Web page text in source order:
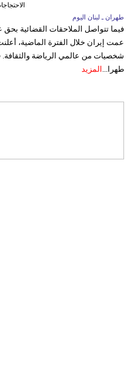
طهران ـ لبنان اليوم
فيما تتواصل الملاحقات القضائية
عمت إيران خلال الفترة الماضية،
شخصيات من عالمي الرياضة
طهرا... المزيد